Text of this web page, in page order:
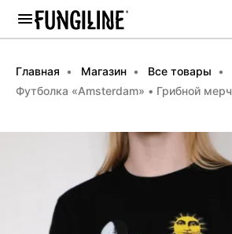
Главная Магазин
Все товары
Футболка «Amsterdam» • Грибной мерч